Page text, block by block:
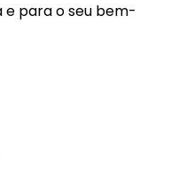
e para o seu bem-